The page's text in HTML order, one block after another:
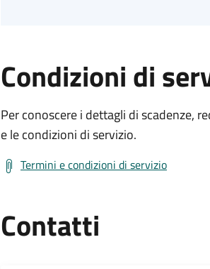
Condizioni di
Per conoscere i dettagli di scadenze,
e le condizioni di servizio.
Termini e condizioni di servizio
Contatti